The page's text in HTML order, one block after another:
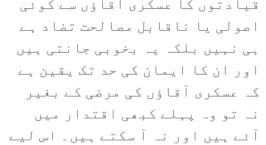
قیادتوں کا عسکری آقاؤں سے کوئی
اصولی یا ناقابل مصالحت تضاد ہے
ہی نہیں بلکہ یہ بخوبی جانتی ہیں
اور ان کا ایمان کی حد تک یقین ہے
کہ عسکری آقاؤں کی مرضی کے بغیر
نہ تو وہ پہلے کبھی اقتدار میں
آئے ہیں اور نہ آ سکتے ہیں۔ اس لیے